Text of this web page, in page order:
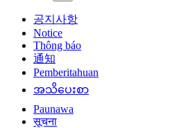
공지사항
Notice
Thông báo
通知
Pemberitahuan
အသိပေးစာ
Paunawa
सूचना